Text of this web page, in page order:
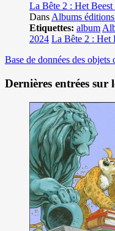
La Bête 2 : Het
Dans Albums
Etiquettes: album
2024 La Bête 2 : Het
Base de données des objets
Dernières entrées sur